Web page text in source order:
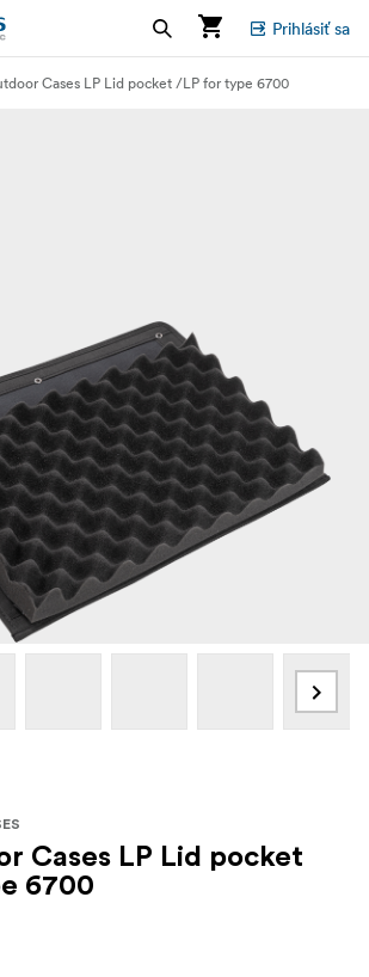
Prihlásiť sa
Cases LP Lid pocket /LP for type 6700
Cases LP Lid pocket
6700